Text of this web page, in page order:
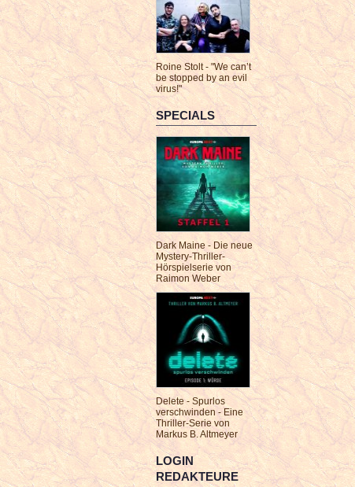
Roine Stolt - "We can’t
be stopped by an evil
virus!"
SPECIALS
Dark Maine - Die neue
Mystery-Thriller-
Hörspielserie von
Raimon Weber
Delete - Spurlos
verschwinden - Eine
Thriller-Serie von
Markus B. Altmeyer
LOGIN
REDAKTEURE